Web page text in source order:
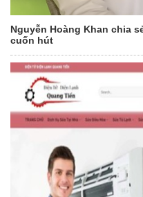
Nguyễn Hoàng Khan chia
cuốn hút